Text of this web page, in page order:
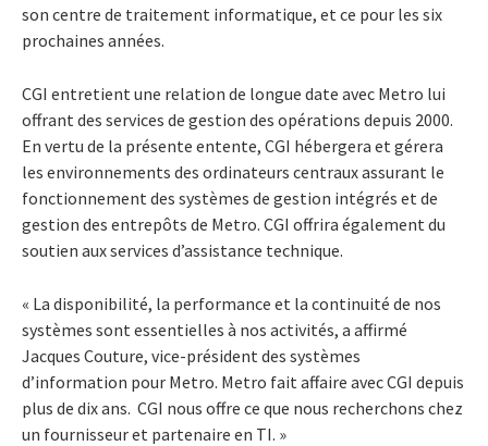
son centre de traitement informatique, et ce pour les six
prochaines années.
CGI entretient une relation de longue date avec Metro lui
offrant des services de gestion des opérations depuis 2000.
En vertu de la présente entente, CGI hébergera et gérera
les environnements des ordinateurs centraux assurant le
fonctionnement des systèmes de gestion intégrés et de
gestion des entrepôts de Metro. CGI offrira également du
soutien aux services d’assistance technique.
« La disponibilité, la performance et la continuité de nos
systèmes sont essentielles à nos activités, a affirmé
Jacques Couture, vice-président des systèmes
d’information pour Metro. Metro fait affaire avec CGI depuis
plus de dix ans. CGI nous offre ce que nous recherchons chez
un fournisseur et partenaire en TI. »